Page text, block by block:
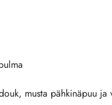
musta pähkinäpuu